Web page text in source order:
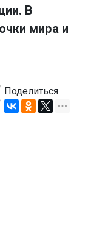
В
мира и
Поделиться